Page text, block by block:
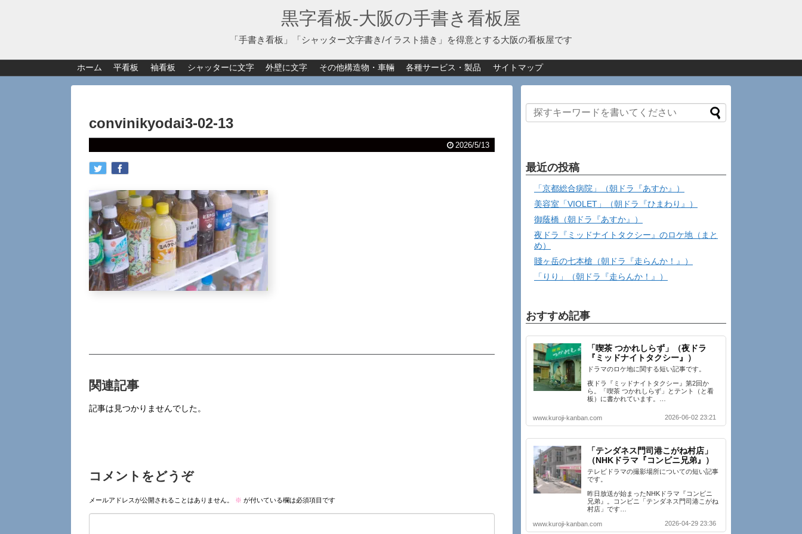
黒字看板‐大阪の手書き看板屋
「手書き看板」「シャッター文字書き/イラスト描き」を得意とする大阪の看板屋です
ホーム 平看板 袖看板 シャッターに文字 外壁に文字 その他構造物・車輛 各種サービス・製品 サイトマップ
convinikyodai3-02-13
2026/5/13
関連記事
記事は見つかりませんでした。
コメントをどうぞ
メールアドレスが公開されることはありません。 ※ が付いている欄は必須項目です
最近の投稿
「京都総合病院」（朝ドラ『あすか』）
美容室「VIOLET」（朝ドラ『ひまわり』）
御蔭橋（朝ドラ『あすか』）
夜ドラ『ミッドナイトタクシー』のロケ地（まと
め）
賤ヶ岳の七本槍（朝ドラ『走らんか！』）
「りり」（朝ドラ『走らんか！』）
おすすめ記事
「喫茶 つかれしらず」（夜ドラ
『ミッドナイトタクシー』）
ドラマのロケ地に関する短い記事です。
夜ドラ『ミッドナイトタクシー』第2回か
ら。「喫茶 つかれしらず」とテント（と看
板）に書かれています。…
www.kuroji-kanban.com 2026-06-02 23:21
「テンダネス門司港こがね村店」
（NHKドラマ『コンビニ兄弟』）
テレビドラマの撮影場所についての短い記事
です。
昨日放送が始まったNHKドラマ『コンビニ
兄弟』。コンビニ「テンダネス門司港こがね
村店」です…
www.kuroji-kanban.com 2026-04-29 23:36